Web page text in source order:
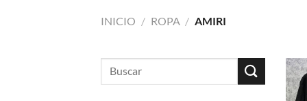
INICIO / ROPA / AMIRI
Buscar